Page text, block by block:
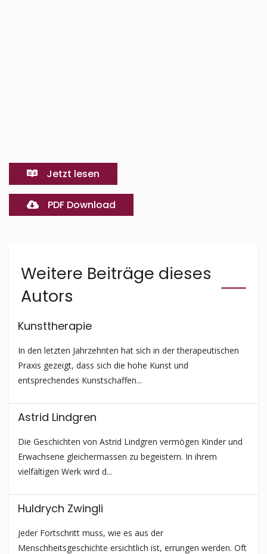
Jetzt lesen
PDF Download
Weitere Beiträge dieses
Autors
Kunsttherapie
In den letzten Jahrzehnten hat sich in der therapeutischen
Praxis gezeigt, dass sich die hohe Kunst und
entsprechendes Kunstschaffen...
Astrid Lindgren
Die Geschichten von Astrid Lindgren vermögen Kinder und
Erwachsene gleichermassen zu begeistern. In ihrem
vielfältigen Werk wird d...
Huldrych Zwingli
Jeder Fortschritt muss, wie es aus der
Menschheitsgeschichte ersichtlich ist, errungen werden. Oft